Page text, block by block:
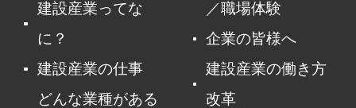
建設産業ってな
に？
建設産業の仕事
どんな業種がある
／職場体験
企業の皆様へ
建設産業の働き方
改革